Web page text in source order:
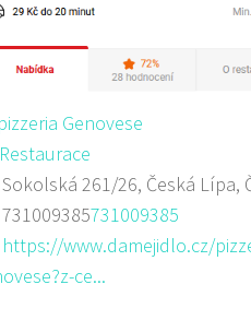
Genovese
Sokolská 261/26, Česká Lípa,
731009385731009385
https://www.damejidlo.cz/
ce...